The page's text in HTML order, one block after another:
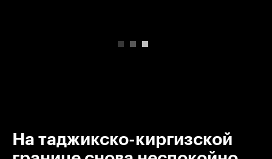
На таджикско-киргизской